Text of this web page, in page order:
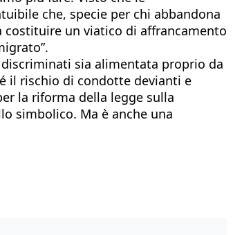
che, specie per chi abbandona
un viatico di affrancamento
discriminati sia alimentata proprio da
il rischio di condotte devianti e
la riforma della legge sulla
simbolico. Ma è anche una